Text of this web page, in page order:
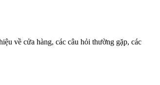
về cửa hàng, các câu hỏi thường gặp, các